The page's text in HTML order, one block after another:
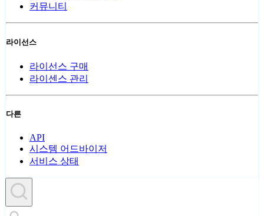
커뮤니티
라이선스
라이선스 구매
라이센스 관리
다른
API
시스템 어드바이저
서비스 상태